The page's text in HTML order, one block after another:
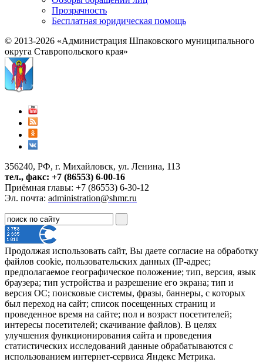
Прозрачность
Бесплатная юридическая помощь
© 2013-2026 «Администрация Шпаковского муниципального
округа Ставропольского края»
356240, РФ, г. Михайловск, ул. Ленина, 113
тел., факс: +7 (86553) 6-00-16
Приёмная главы: +7 (86553) 6-30-12
Эл. почта: administration@shmr.ru
Продолжая использовать сайт, Вы даете согласие на обработку
файлов cookie, пользовательских данных (IP-адрес;
предполагаемое географическое положение; тип, версия, язык
браузера; тип устройства и разрешение его экрана; тип и
версия ОС; поисковые системы, фразы, баннеры, с которых
был переход на сайт; список посещенных страниц и
проведенное время на сайте; пол и возраст посетителей;
интересы посетителей; скачивание файлов). В целях
улучшения функционирования сайта и проведения
статистических исследований данные обрабатываются с
использованием интернет-сервиса Яндекс Метрика.